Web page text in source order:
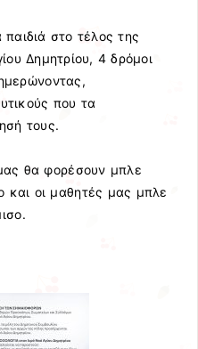
στο τέλος της
Δημητρίου, 4 δρόμοι
που τα
τους.
θα φορέσουν μπλε
οι μαθητές μας μπλε